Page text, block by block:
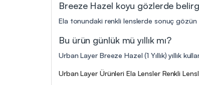
Breeze Hazel koyu gözlerde
Ela tonundaki renkli lenslerde sonuç
Bu ürün günlük mü yıllık mı?
Urban Layer Breeze Hazel (1 Yıllık) yıllık
Urban Layer Ürünleri Ela Lensler Renkli